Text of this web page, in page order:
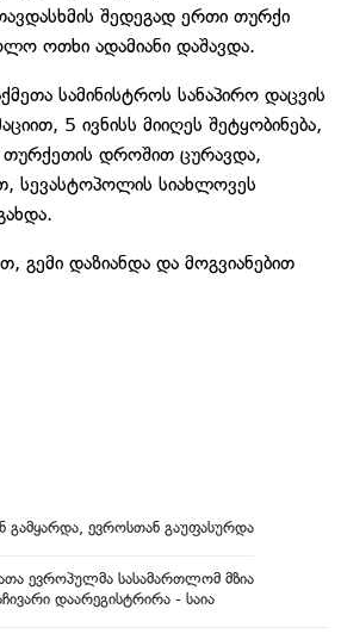
შედეგად ერთი თურქი
ოთხი ადამიანი დაშავდა.
სამინისტროს სანაპირო დაცვის
5 ივნისს მიიღეს შეტყობინება,
დროშით ცურავდა,
სევასტოპოლის სიახლოვეს
გემი დაზიანდა და მოგვიანებით
ევროსთან გაუფასურდა
ევროპულმა სასამართლომ მზია
დაარეგისტრირა - საია